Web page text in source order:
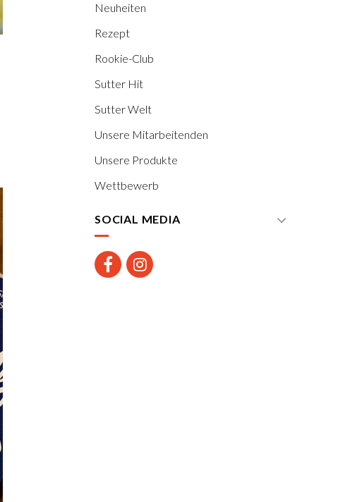
Neuheiten
Rezept
Rookie-Club
Sutter Hit
Sutter Welt
Unsere Mitarbeitenden
Unsere Produkte
Wettbewerb
SOCIAL MEDIA